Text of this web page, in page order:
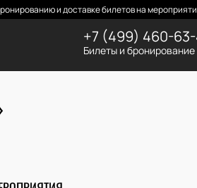
и доставке билетов на
+7 (499) 460-
Билеты и бронирование